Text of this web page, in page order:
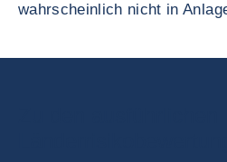
wahrscheinlich nicht in